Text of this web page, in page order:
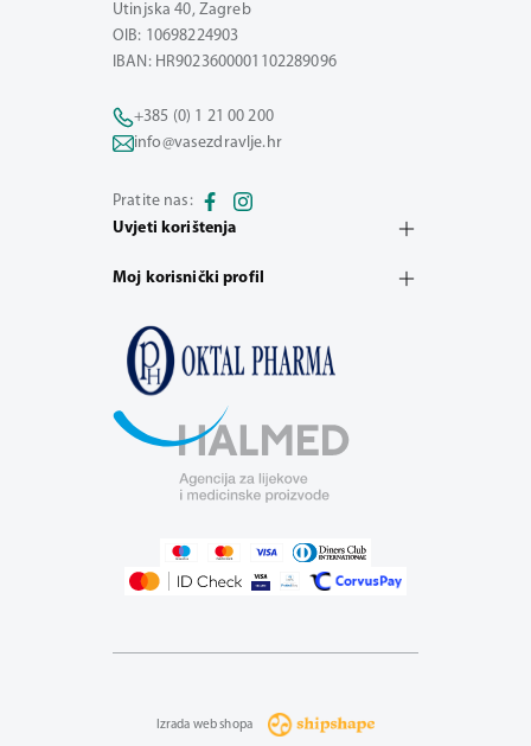
Utinjska 40, Zagreb
OIB: 10698224903
IBAN: HR9023600001102289096
+385 (0) 1 21 00 200
info@vasezdravlje.hr
Pratite nas:
Uvjeti korištenja
Moj korisnički profil
Izrada web shopa